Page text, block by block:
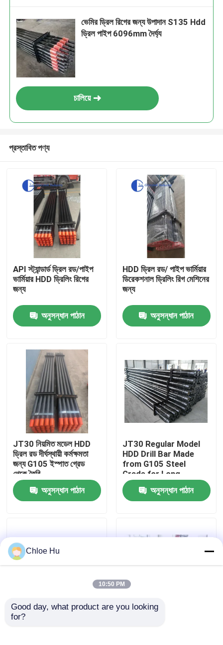
পণ্য
আমাদের সম্পর্কে
কারখানা ভ্রমণ
মান নিয়ন্ত্রণ
মামলা
ড্রিল রিগ মেশিন
ভেমির ড্রিল রিগের জন্য উপাদান S135 Hdd
ড্রিল পাইপ 6096mm দৈর্ঘ্য
চালিয়ে
প্রস্তাবিত পণ্য
API স্ট্যান্ডার্ড ড্রিল রড/পাইপ
ভার্মিয়ার HDD ড্রিলিং রিগের
জন্য
অনুসন্ধান পাঠান
HDD ড্রিল রড/ পাইপ ভার্মিয়ার
ডিরেকশনাল ড্রিলিং রিগ মেশিনের
জন্য
অনুসন্ধান পাঠান
JT30 নিয়মিত মডেল HDD
ড্রিল রড দীর্ঘস্থায়ী কর্মক্ষমতা
জন্য G105 ইস্পাত গ্রেড
থেকে তৈরি
অনুসন্ধান পাঠান
JT30 Regular Model
HDD Drill Bar Made
from G105 Steel
Grade for Long-
Lasting
অনুসন্ধান পাঠান
D100X120 HDD Drill
Chloe Hu
10:50 PM
Good day, what product are you looking
for?